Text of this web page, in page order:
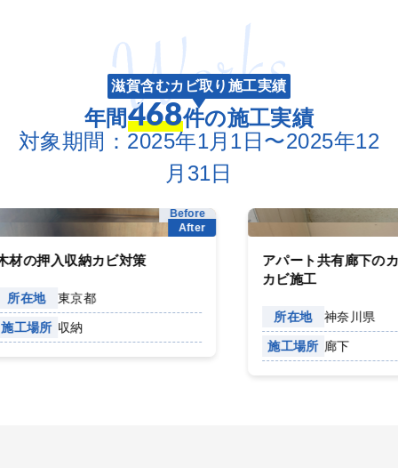
滋賀含むカビ取り施工実績
年間468件の施工実績
対象期間：2025年1月1日〜2025年12
月31日
Before
押入収納カビ対策
東京都
所 収納
アパート共有廊下のカビ
カビ施工
所在地 神奈川県
施工場所 廊下